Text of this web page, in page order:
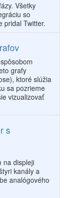
Všetky
so
pridal Twitter.
grafy
ktoré slúžia
sa pozrieme
vizualizovať
s
na displeji
kanály a
analógového